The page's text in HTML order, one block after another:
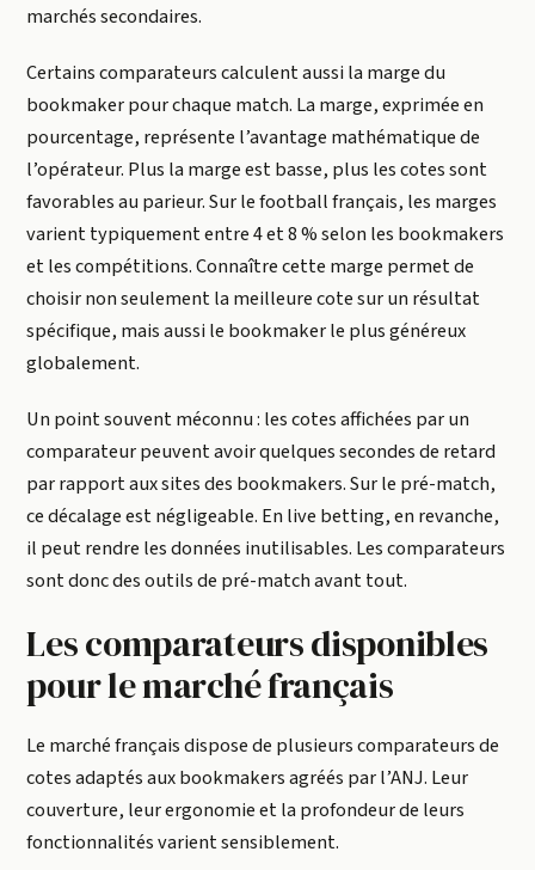
marchés secondaires.
Certains comparateurs calculent aussi la marge du
bookmaker pour chaque match. La marge, exprimée en
pourcentage, représente l’avantage mathématique de
l’opérateur. Plus la marge est basse, plus les cotes sont
favorables au parieur. Sur le football français, les marges
varient typiquement entre 4 et 8 % selon les bookmakers
et les compétitions. Connaître cette marge permet de
choisir non seulement la meilleure cote sur un résultat
spécifique, mais aussi le bookmaker le plus généreux
globalement.
Un point souvent méconnu : les cotes affichées par un
comparateur peuvent avoir quelques secondes de retard
par rapport aux sites des bookmakers. Sur le pré-match,
ce décalage est négligeable. En live betting, en revanche,
il peut rendre les données inutilisables. Les comparateurs
sont donc des outils de pré-match avant tout.
Les comparateurs disponibles
pour le marché français
Le marché français dispose de plusieurs comparateurs de
cotes adaptés aux bookmakers agréés par l’ANJ. Leur
couverture, leur ergonomie et la profondeur de leurs
fonctionnalités varient sensiblement.